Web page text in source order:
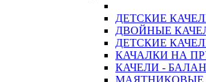
ДЕТСКИЕ
ДВОЙНЫЕ
ДЕТСКИЕ
КАЧАЛКИ НА
КАЧЕЛИ -
МАЯТНИКОВЫЕ